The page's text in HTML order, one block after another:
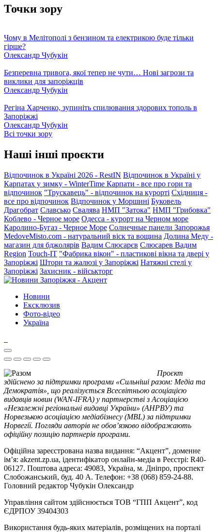
Точки зору
Чому в Мелітополі з бензином та електрикою буде тільки
гірше?
Олександр Чубукін
Безперевна тривога, якої тепер не чути… Нові загрози та
виклики для запоріжців
Олександр Чубукін
Регіна Харченко, зупиніть спилювання здорових тополь в
Запоріжжі
Олександр Чубукін
Всі точки зору
Наші інші проєкти
Відпочинок в Україні 2026 - RestIN Відпочинок в Україні у
Карпатах у зимку - WinterTime Карпати - все про гори та
відпочинок "Трускавець" - відпочинок на курорті Східниця -
все про відпочинок Відпочинок у Моршині Буковель
Драгобрат Славсько Свалява НМП "Затока" НМП "Грибовка"
Коблево - Черное море Одесса - курорт на Черном море
Каролино-Бугаз - Черное Море Солнечные панели Запорожья
MedoveMisto.com - натуральний віск та вощина Долина Меду -
магазин для бджолярів Вадим Слюсарєв Слюсарев Вадим
Region Touch-IT "Фабрика вікон" - пластикові вікна та двері у
Запоріжжі Штори та жалюзі у Запоріжжі Натяжні стелі у
Запоріжжі Захисник - військторг
Новини
Ексклюзив
Фото-відео
Україна
Проєкт
здійснено за підтримки програми «Сильніші разом: Медіа та
Демократія», що реалізується Всесвітньою асоціацією
видавців новин (WAN-IFRA) у партнерстві з Асоціацією
«Незалежні регіональні видавці України» (АНРВУ) та
Норвезькою асоціацією медіабізнесу (MBL) за підтримки
Норвегії. Погляди авторів не обов’язково відображають
офіційну позицію партнерів програми.
Офіційна зареєстрована назва видання: “Акцент”, доменне
ім’я: akzent.zp.ua, ідентифікатор онлайн-медіа в Реєстрі: R40-
06127. Поштова адреса: 49083, Україна, м. Дніпро, проспект
Слобожанський, буд. 40 А. Телефон: +38 (068) 859-24-88.
Головний редактор Чубукін Олександр
Управління сайтом здійснюється ТОВ “ГПП Акцент”, код
ЄДРПОУ 39404303
Використання будь-яких матеріалів, розміщених на порталі